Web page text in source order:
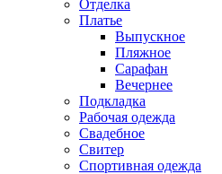
Отделка
Платье
Выпускное
Пляжное
Сарафан
Вечернее
Подкладка
Рабочая одежда
Свадебное
Свитер
Спортивная одежда